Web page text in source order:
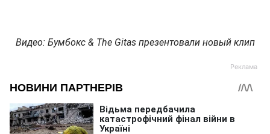
Видео: Бумбокс & The Gitas презентовали новый клип